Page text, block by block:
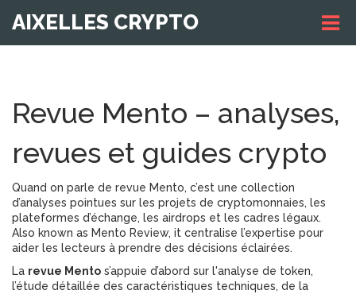
AIXELLES CRYPTO
Revue Mento – analyses,
revues et guides crypto
Quand on parle de revue Mento, c’est une collection
d’analyses pointues sur les projets de cryptomonnaies, les
plateformes d’échange, les airdrops et les cadres légaux.
Also known as Mento Review, it centralise l’expertise pour
aider les lecteurs à prendre des décisions éclairées.
La revue Mento s’appuie d’abord sur l'analyse de token,
l’étude détaillée des caractéristiques techniques, de la